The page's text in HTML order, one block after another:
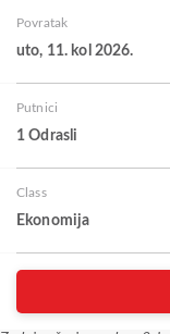
Povratak
uto, 11. kol 2026.
Putnici
1 Odrasli
Class
Ekonomija